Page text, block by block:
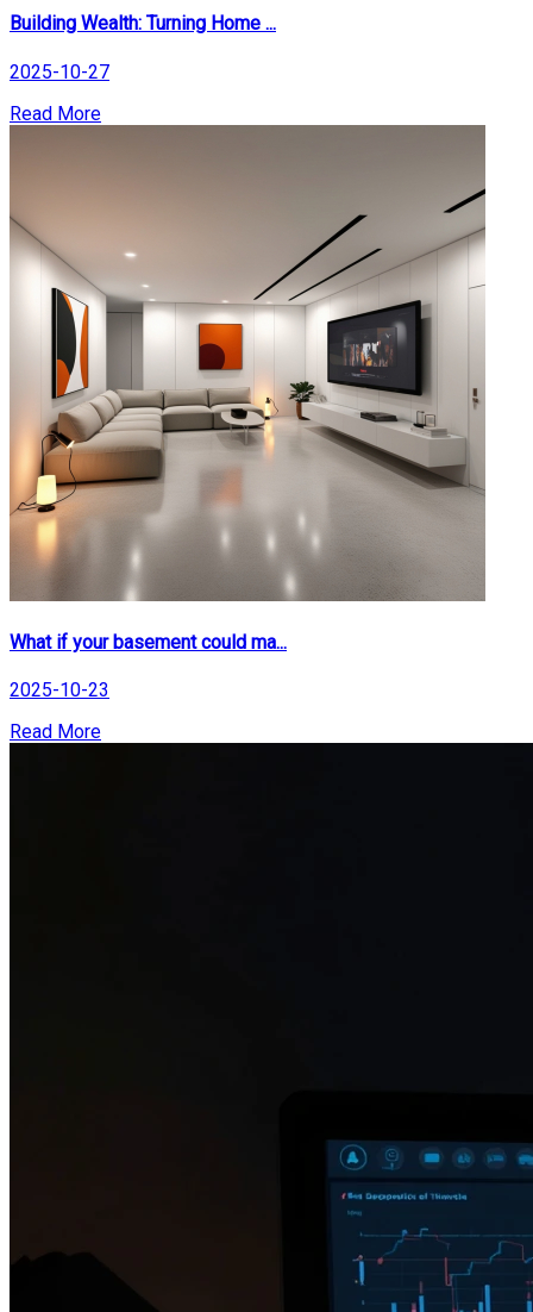
Building Wealth: Turning Home ...
2025-10-27
Read More
What if your basement could ma...
2025-10-23
Read More